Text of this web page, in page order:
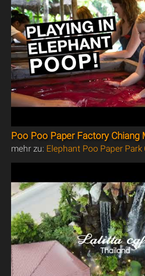
Poo Poo Paper Factory Chiang
mehr zu: Elephant Poo Paper Park